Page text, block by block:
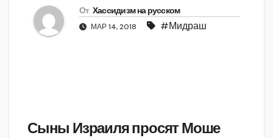
От Хассидизм на русском
МАР 14, 2018 #Мидраш
Сыны Израиля просят Моше